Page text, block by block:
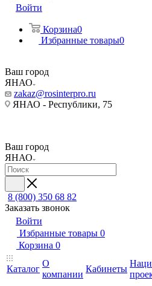
Войти
Корзина0
Избранные товары0
Ваш город
ЯНАО
zakaz@rosinterpro.ru
ЯНАО - Республики, 75
Ваш город
ЯНАО
8 (800) 350 68 82
Заказать звонок
Войти
Избранные товары 0
Корзина 0
Каталог
О
компании
Кабинеты